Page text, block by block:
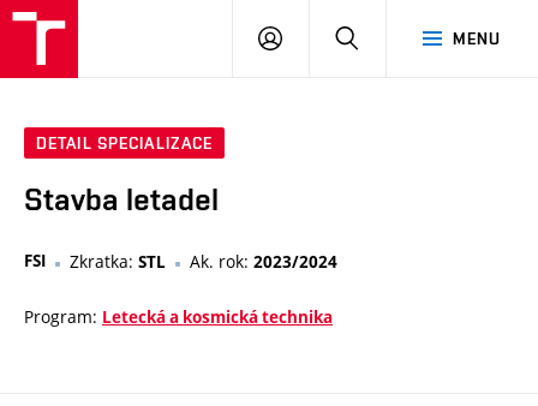
MENU
PŘIHLÁSIT
DETAIL SPECIALIZACE
Stavba letadel
FSI Zkratka: STL Ak. rok: 2023/2024
Program: Letecká a kosmická technika